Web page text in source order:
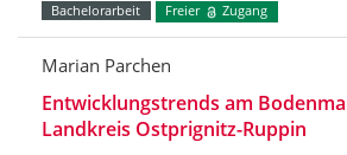
Bachelorarbeit Freier Zugang
Marian Parchen
Entwicklungstrends am
Landkreis Ostprignitz-Ruppin